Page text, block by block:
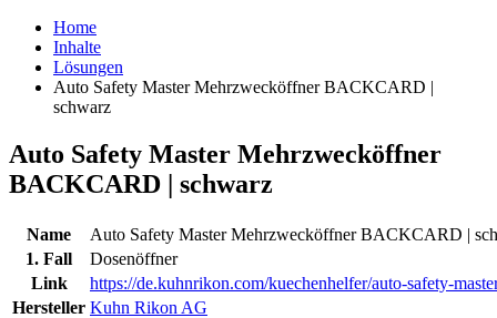
Home
Inhalte
Lösungen
Auto Safety Master Mehrzwecköffner BACKCARD |
schwarz
Auto Safety Master Mehrzwecköffner
BACKCARD | schwarz
Name
Auto Safety Master Mehrzwecköffner BACKCARD |
1. Fall
Dosenöffner
Link
https://de.kuhnrikon.com/kuechenhelfer/auto-safety-
Hersteller Kuhn Rikon AG